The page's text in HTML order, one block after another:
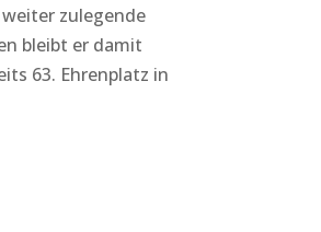
zulegende
bleibt er damit
63. Ehrenplatz in